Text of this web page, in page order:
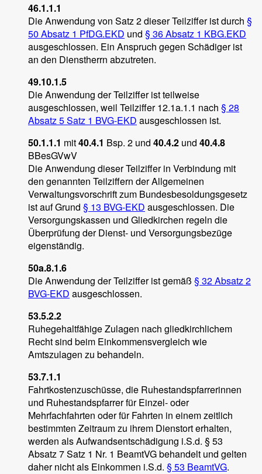
46.1.1.1
Die Anwendung von Satz 2 dieser Teilziffer ist durch §
50 Absatz 1 PfDG.EKD und § 36 Absatz 1 KBG.EKD
ausgeschlossen. Ein Anspruch gegen Schädiger ist
an den Dienstherrn abzutreten.
49.10.1.5
Die Anwendung der Teilziffer ist teilweise
ausgeschlossen, weil Teilziffer 12.1a.1.1 nach § 28
Absatz 5 Satz 1 BVG-EKD ausgeschlossen ist.
50.1.1.1 mit40.4.1 Bsp. 2 und 40.4.2 und 40.4.8
BBesGVwV
Die Anwendung dieser Teilziffer in Verbindung mit
den genannten Teilziffern der Allgemeinen
Verwaltungsvorschrift zum Bundesbesoldungsgesetz
ist auf Grund § 13 BVG-EKD ausgeschlossen. Die
Versorgungskassen und Gliedkirchen regeln die
Überprüfung der Dienst- und Versorgungsbezüge
eigenständig.
50a.8.1.6
Die Anwendung der Teilziffer ist gemäß § 32 Absatz 2
BVG-EKD ausgeschlossen.
53.5.2.2
Ruhegehaltfähige Zulagen nach gliedkirchlichem
Recht sind beim Einkommensvergleich wie
Amtszulagen zu behandeln.
53.7.1.1
Fahrtkostenzuschüsse, die Ruhestandspfarrerinnen
und Ruhestandspfarrer für Einzel- oder
Mehrfachfahrten oder für Fahrten in einem zeitlich
bestimmten Zeitraum zu ihrem Dienstort erhalten,
werden als Aufwandsentschädigung i.S.d. § 53
Absatz 7 Satz 1 Nr. 1 BeamtVG behandelt und gelten
daher nicht als Einkommen i.S.d. § 53 BeamtVG.